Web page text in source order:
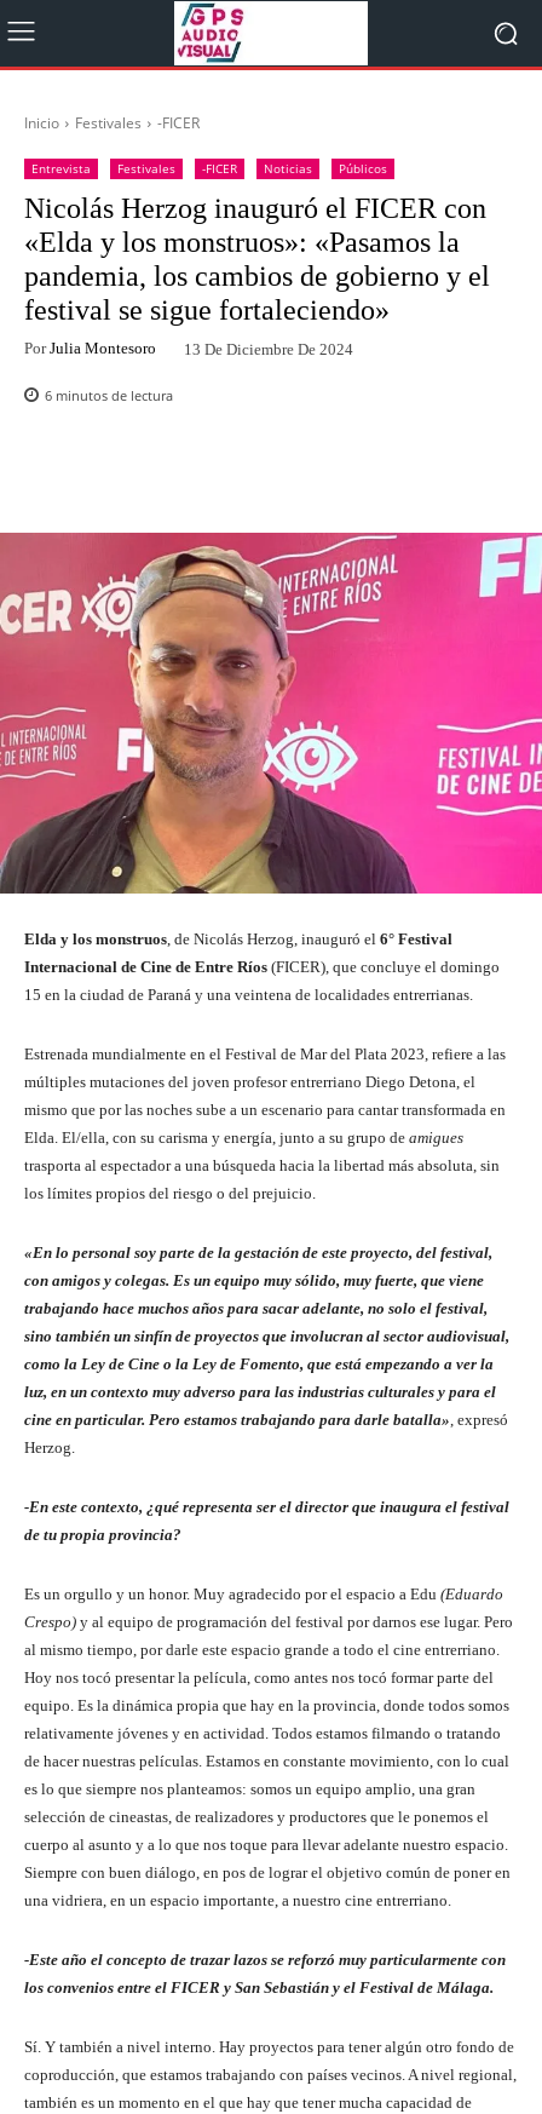
Inicio Festivales -FICER
Entrevista Festivales -FICER Noticias Públicos
Nicolás Herzog inauguró el FICER con
«Elda y los monstruos»: «Pasamos la
pandemia, los cambios de gobierno y el
festival se sigue fortaleciendo»
Por Julia Montesoro 13 De Diciembre De 2024
6 minutos de lectura
Elda y los monstruos, de Nicolás Herzog, inauguró el 6° Festival
Internacional de Cine de Entre Ríos (FICER), que concluye el domingo
15 en la ciudad de Paraná y una veintena de localidades entrerrianas.
Estrenada mundialmente en el Festival de Mar del Plata 2023, refiere a las
múltiples mutaciones del joven profesor entrerriano Diego Detona, el
mismo que por las noches sube a un escenario para cantar transformada en
Elda. El/ella, con su carisma y energía, junto a su grupo de amigues
trasporta al espectador a una búsqueda hacia la libertad más absoluta, sin
los límites propios del riesgo o del prejuicio.
«En lo personal soy parte de la gestación de este proyecto, del festival,
con amigos y colegas. Es un equipo muy sólido, muy fuerte, que viene
trabajando hace muchos años para sacar adelante, no solo el festival,
sino también un sinfín de proyectos que involucran al sector audiovisual,
como la Ley de Cine o la Ley de Fomento, que está empezando a ver la
luz, en un contexto muy adverso para las industrias culturales y para el
cine en particular. Pero estamos trabajando para darle batalla», expresó
Herzog.
-En este contexto, ¿qué representa ser el director que inaugura el festival
de tu propia provincia?
Es un orgullo y un honor. Muy agradecido por el espacio a Edu (Eduardo
Crespo) y al equipo de programación del festival por darnos ese lugar. Pero
al mismo tiempo, por darle este espacio grande a todo el cine entrerriano.
Hoy nos tocó presentar la película, como antes nos tocó formar parte del
equipo. Es la dinámica propia que hay en la provincia, donde todos somos
relativamente jóvenes y en actividad. Todos estamos filmando o tratando
de hacer nuestras películas. Estamos en constante movimiento, con lo cual
es lo que siempre nos planteamos: somos un equipo amplio, una gran
selección de cineastas, de realizadores y productores que le ponemos el
cuerpo al asunto y a lo que nos toque para llevar adelante nuestro espacio.
Siempre con buen diálogo, en pos de lograr el objetivo común de poner en
una vidriera, en un espacio importante, a nuestro cine entrerriano.
-Este año el concepto de trazar lazos se reforzó muy particularmente con
los convenios entre el FICER y San Sebastián y el Festival de Málaga.
Sí. Y también a nivel interno. Hay proyectos para tener algún otro fondo de
coproducción, que estamos trabajando con países vecinos. A nivel regional,
también es un momento en el que hay que tener mucha capacidad de